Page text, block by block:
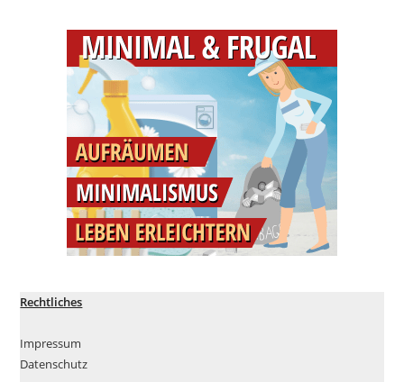
Rechtliches
Impressum
Datenschutz